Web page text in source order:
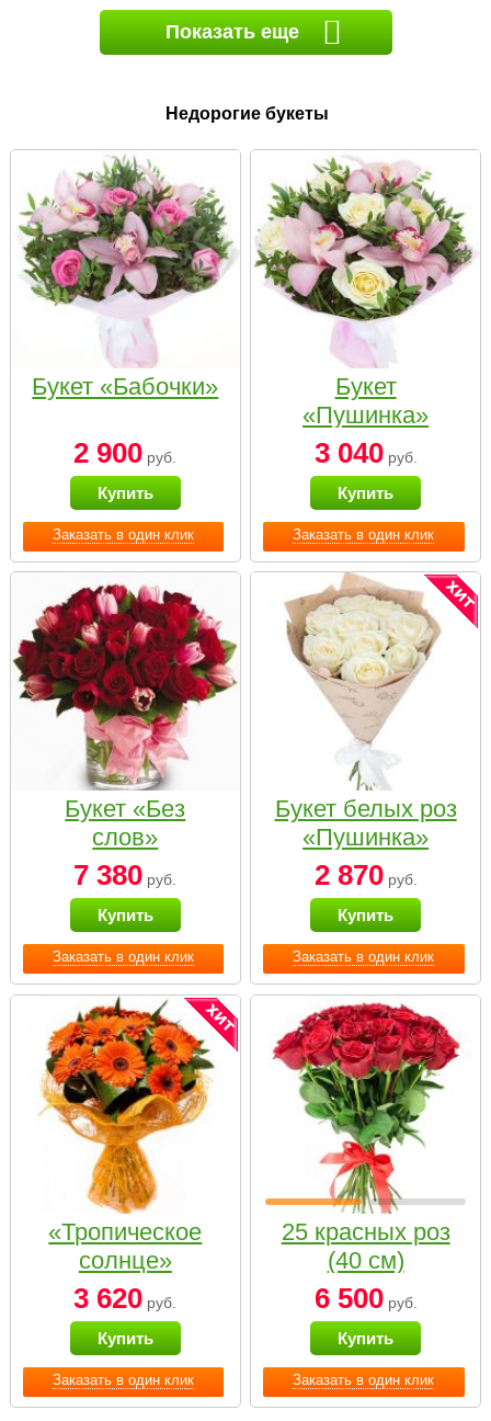
Показать еще
Недорогие букеты
Заказать в один клик
Букет «Бабочки»
2 900 руб.
Купить
Заказать в один клик
Букет
«Пушинка»
3 040руб.
Купить
Заказать в один клик
Букет «Без
слов»
7 380 руб.
Купить
Заказать в один клик
Букет белых роз
«Пушинка»
2 870руб.
Купить
Заказать в один клик
«Тропическое
солнце»
3 620 руб.
Купить
Заказать в один клик
25 красных роз
(40 см)
6 500руб.
Купить